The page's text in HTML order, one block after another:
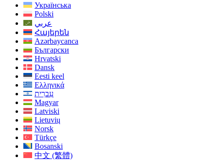
Українська
Polski
عربي
Հայերեն
Azərbaycanca
Български
Hrvatski
Dansk
Eesti keel
Ελληνικά
עִברִית
Magyar
Latviski
Lietuvių
Norsk
Türkçe
Bosanski
中文 (繁體)